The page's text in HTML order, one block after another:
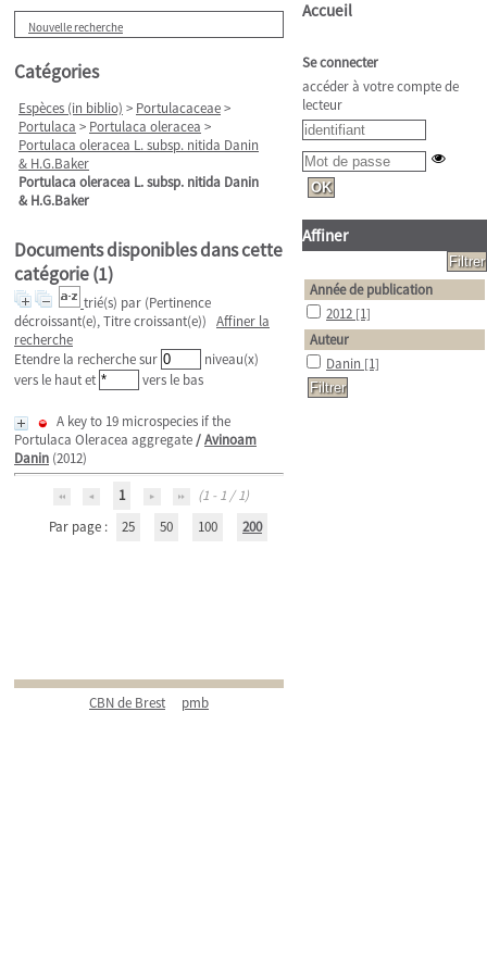
Nouvelle recherche
Catégories
Espèces (in biblio) > Portulacaceae>
Portulaca > Portulaca oleracea >
Portulaca oleracea L. subsp. nitida Danin
& H.G.Baker
Portulaca oleracea L. subsp. nitida Danin
& H.G.Baker
Documents disponibles dans cette
catégorie (1)
trié(s) par (Pertinence
décroissant(e), Titre croissant(e)) Affiner la
recherche
Etendre la recherche sur
niveau(x)
vers le haut et
vers le bas
A key to 19 microspecies if the
Portulaca Oleracea aggregate/Avinoam
Danin (2012)
1
(1 - 1 / 1)
Par page :
25 50 100 200
CBN de Brest pmb
Accueil
Se connecter
accéder à votre compte de
lecteur
Affiner
Année de publication
2012 [1]
Auteur
Danin [1]